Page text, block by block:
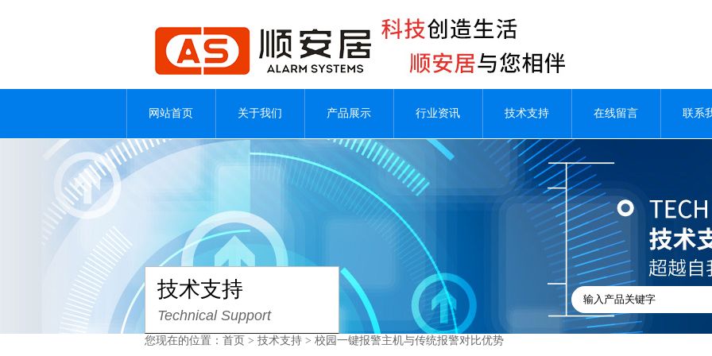
网站首页 关于我们 产品展示 行业资讯 技术支持 在线留言 联系
技术支持
Technical Support
您现在的位置： 首页 > 技术支持 > 校园一键报警主机与传统报警对比优势